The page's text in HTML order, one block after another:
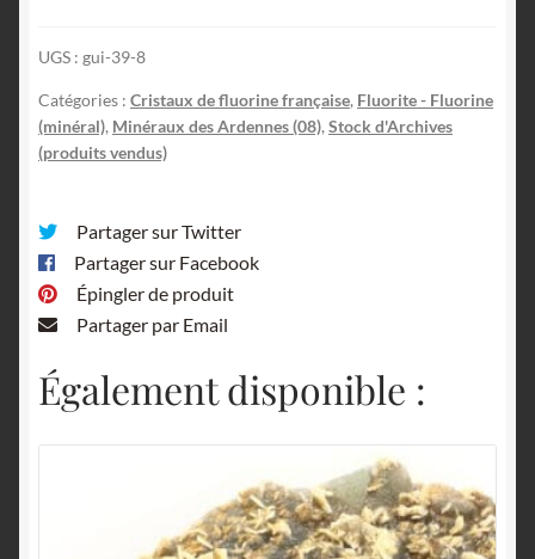
UGS : gui-39-8
Catégories : Cristaux de fluorine française, Fluorite - Fluorine
(minéral), Minéraux des Ardennes (08), Stock d'Archives
(produits vendus)
Partager sur Twitter
Partager sur Facebook
Épingler de produit
Partager par Email
Également disponible :